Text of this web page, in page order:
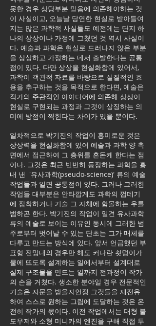
못한 경우 상당부분 믿음에 의존해야하는 것
이 사실이고, 오늘날 당연한 현실로 받아들여
지는 많은 과학적 사실들도 예전에는 단지 하
나의 상상이나 가정에 그쳤던 것 역시 사실이
다. 예술과 과학은 현실로 드러나지 않은 부분
을 상상하고 가정하는 데서 출발한다는 공통
점이 있다. 다만 상상을 현실화함에 있어서,
과학이 객관적 자료를 바탕으로 실질적인 효
용을 추구하는 것을 목적으로 한다면, 예술은
작가의 주관적인 아이디어에 의존해 상상이
현실로 구현되는 과정과 그것이 상징하는 의
미에 방점이 찍힌다는 차이가 있을 뿐이다.
일차적으로 박기진의 작업이 흥미로운 것은
상상력을 현실화함에 있어 예술과 과학 양 측
면에서 접근하여 그 층위를 혼돈케 한다는 점
이다. 그것은 최근 빈번히 등장하는 과학을 흉
내 낸 '유사과학(pseudo-science)' 류의 예술
작업들과 일면 공통점이 있다. 그러나 그러한
작업들 대부분은 안타깝게도 과학의 껍데기
에 집착하거나 기술 그 자체에 함몰하는 우를
범하곤 한다. 박기진의 작업이 일견 유사과학
류의 예술로 보이는 이유인 동시에 그러한 범
주로부터 벗어날 수 있는 단초는 그가 매체를
다루고 만드는 방식에 있다. 앞서 언급했던 부
표형 전망대의 경우만 해도 커다란 쇳덩이가
물에 뜨도록 설계하는 일에서부터 설계대로
실제 구조물을 만드는 일까지 전과정이 작가
의 손을 거쳤다. 생소한 분야일 경우 전문적인
기술은 자문을 받을지언정 그것들을 재전유
하여 스스로 원하는 그림에 도달하는 것은 온
전히 작가의 몫이다. 이전 작업에서는 대형 불
도우저와 소형 미니카의 엔진을 구해 직접 투